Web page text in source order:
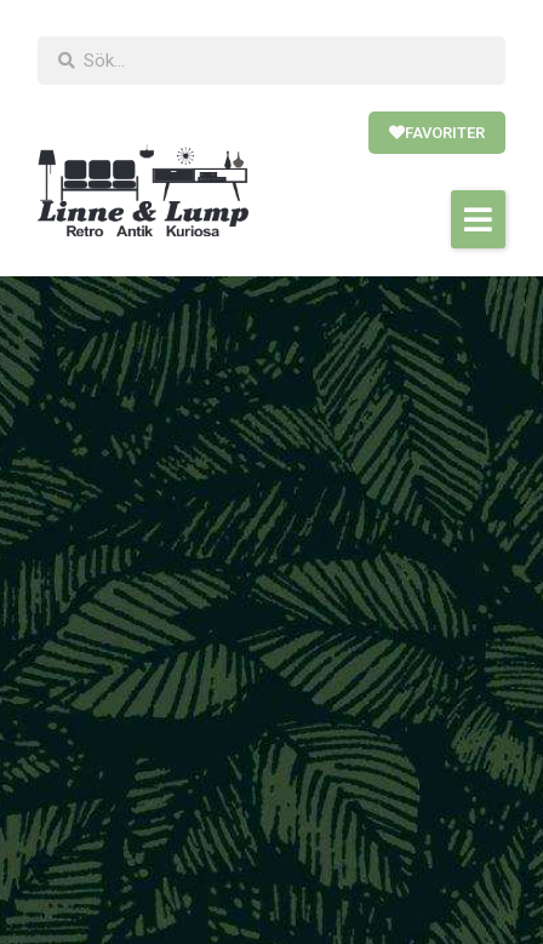
FAVORITER